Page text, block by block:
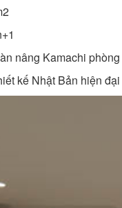
nâng Kamachi
kế Nhật Bản hiện